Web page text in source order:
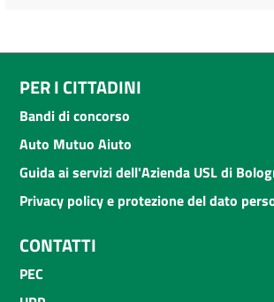
PER I CITTADINI
Bandi di concorso
Auto Mutuo Aiuto
Guida ai servizi dell'Azienda USL di
Privacy policy e protezione del dato
CONTATTI
PEC